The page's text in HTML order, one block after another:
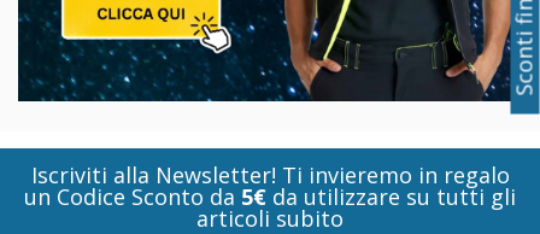
Iscriviti alla Newsletter! Ti invieremo in regalo
un Codice Sconto da 5€ da utilizzare su tutti gli
articoli subito